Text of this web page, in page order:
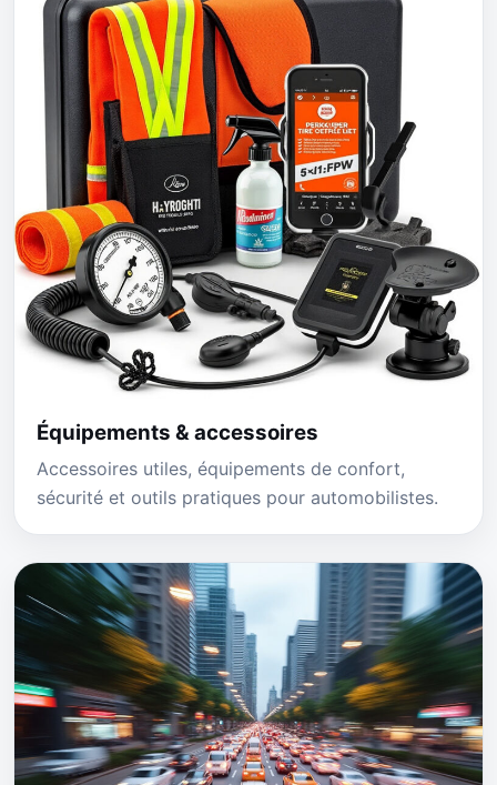
Équipements & accessoires
Accessoires utiles, équipements de confort,
sécurité et outils pratiques pour automobilistes.